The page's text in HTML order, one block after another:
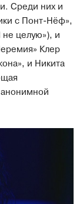
Среди них и
с Понт-Нёф»,
не целую»), и
Клер
и Никита